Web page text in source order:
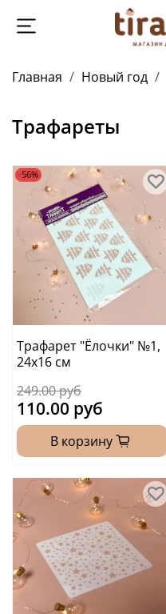
Главная Новый год
Трафареты
-56%
Трафарет "Ёлочки" №1,
24х16 см
249.00 руб
110.00 руб
В корзину